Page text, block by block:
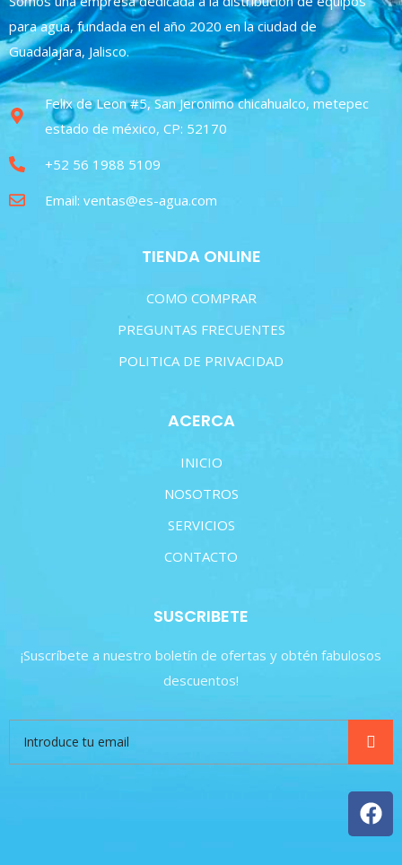
para agua, fundada en el año 2020 en la ciudad de
Guadalajara, Jalisco.
Felix de Leon #5, San Jeronimo chicahualco, metepec
estado de méxico, CP: 52170
+52 56 1988 5109
Email: ventas@es-agua.com
TIENDA ONLINE
COMO COMPRAR
PREGUNTAS FRECUENTES
POLITICA DE PRIVACIDAD
ACERCA
INICIO
NOSOTROS
SERVICIOS
CONTACTO
SUSCRIBETE
¡Suscríbete a nuestro boletín de ofertas y obtén fabulosos
descuentos!